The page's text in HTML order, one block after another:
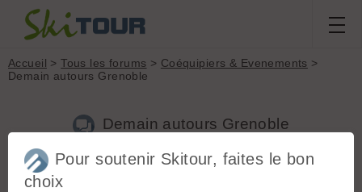
Accueil >Tous les forums > Coéquipiers & Evenements >
Demain autours Grenoble
Demain autours Grenoble
Nouveau sujet
Pour soutenir Skitour, faites le bon
choix